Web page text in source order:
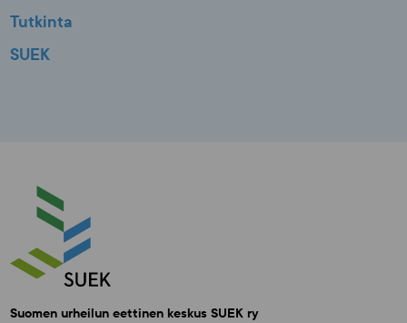
Tutkinta
SUEK
Suomen urheilun eettinen keskus SUEK ry